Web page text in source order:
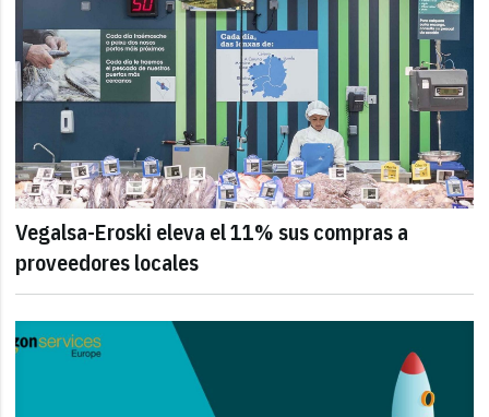
Vegalsa-Eroski eleva el 11% sus compras a
proveedores locales